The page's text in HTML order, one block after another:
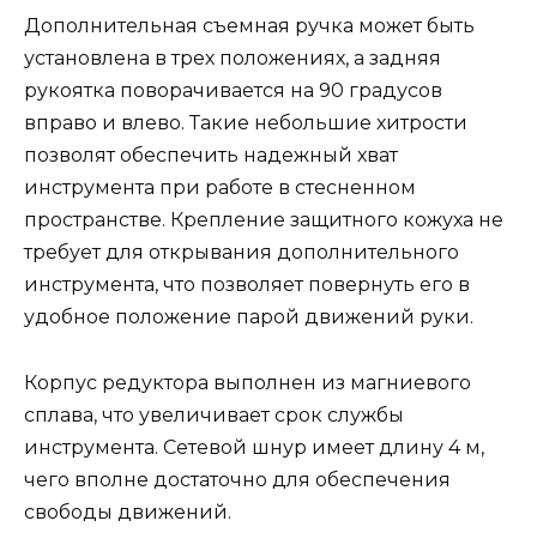
Дополнительная съемная ручка может быть
установлена в трех положениях, а задняя
рукоятка поворачивается на 90 градусов
вправо и влево. Такие небольшие хитрости
позволят обеспечить надежный хват
инструмента при работе в стесненном
пространстве. Крепление защитного кожуха не
требует для открывания дополнительного
инструмента, что позволяет повернуть его в
удобное положение парой движений руки.
Корпус редуктора выполнен из магниевого
сплава, что увеличивает срок службы
инструмента. Сетевой шнур имеет длину 4 м,
чего вполне достаточно для обеспечения
свободы движений.